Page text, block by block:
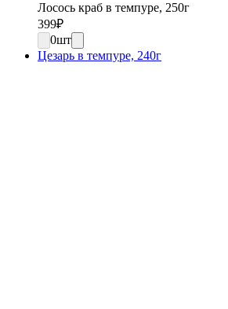
Лосось краб в темпуре, 250г
399₽
0шт
Цезарь в темпуре, 240г